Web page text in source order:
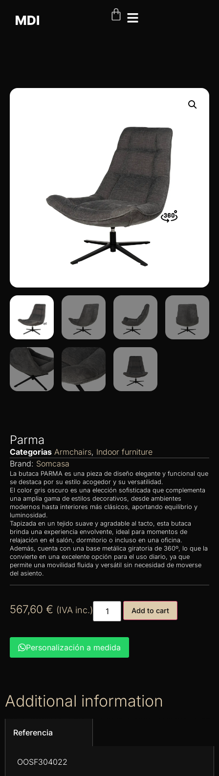
Parma
Categorias Armchairs, Indoor furniture
Brand: Somcasa
La butaca PARMA es una pieza de diseño elegante y funcional que
se destaca por su estilo acogedor y su versatilidad.
El color gris oscuro es una elección sofisticada que complementa
una amplia gama de estilos decorativos, desde ambientes
modernos hasta interiores más clásicos, aportando equilibrio y
luminosidad.
Tapizada en un tejido suave y agradable al tacto, esta butaca
brinda una experiencia envolvente, ideal para momentos de
relajación en el salón, dormitorio o incluso en una oficina.
Además, cuenta con una base metálica giratoria de 360º, lo que la
convierte en una excelente opción para el uso diario, ya que
permite una movilidad fluida y versátil sin necesidad de moverse
del asiento.
567,60 € (IVA inc.) Add to cart
Personalización a medida
Additional information
Referencia
OOSF304022